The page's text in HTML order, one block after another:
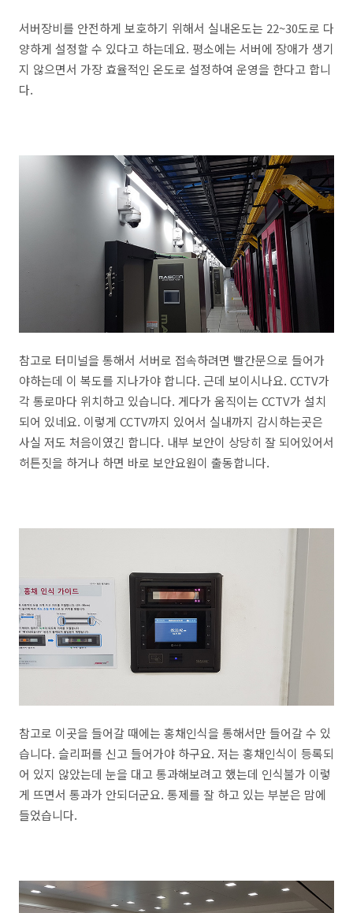
서버장비를 안전하게 보호하기 위해서 실내온도는 22~30도로 다
양하게 설정할 수 있다고 하는데요. 평소에는 서버에 장애가 생기
지 않으면서 가장 효율적인 온도로 설정하여 운영을 한다고 합니
다.
참고로 터미널을 통해서 서버로 접속하려면 빨간문으로 들어가
야하는데 이 복도를 지나가야 합니다. 근데 보이시나요. CCTV가
각 통로마다 위치하고 있습니다. 게다가 움직이는 CCTV가 설치
되어 있네요. 이렇게 CCTV까지 있어서 실내까지 감시하는곳은
사실 저도 처음이였긴 합니다. 내부 보안이 상당히 잘 되어있어서
허튼짓을 하거나 하면 바로 보안요원이 출동합니다.
참고로 이곳을 들어갈 때에는 홍채인식을 통해서만 들어갈 수 있
습니다. 슬리퍼를 신고 들어가야 하구요. 저는 홍채인식이 등록되
어 있지 않았는데 눈을 대고 통과해보려고 했는데 인식불가 이렇
게 뜨면서 통과가 안되더군요. 통제를 잘 하고 있는 부분은 맘에
들었습니다.